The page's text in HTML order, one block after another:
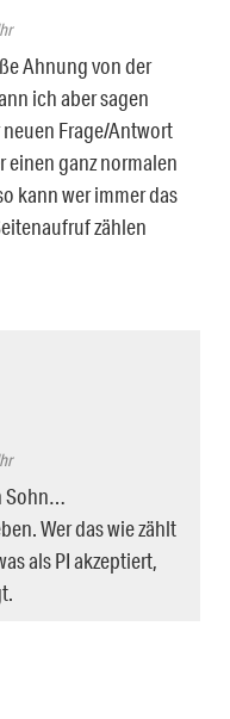
Ahnung von der
ich aber sagen
Frage/Antwort
einen ganz normalen
kann wer immer das
zählen
Sohn…
Wer das wie zählt
als PI akzeptiert,